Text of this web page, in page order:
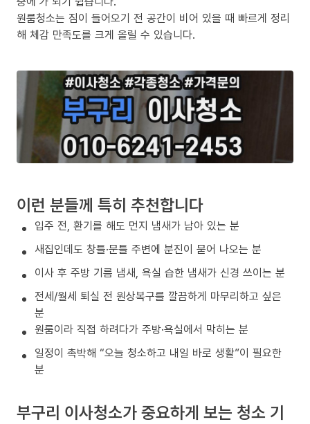
원룸청소는 짐이 들어오기 전 공간이 비어 있을 때 빠르게 정리
해 체감 만족도를 크게 올릴 수 있습니다.
이런 분들께 특히 추천합니다
입주 전, 환기를 해도 먼지 냄새가 남아 있는 분
새집인데도 창틀·문틀 주변에 분진이 묻어 나오는 분
이사 후 주방 기름 냄새, 욕실 습한 냄새가 신경 쓰이는 분
전세/월세 퇴실 전 원상복구를 깔끔하게 마무리하고 싶은
분
원룸이라 직접 하려다가 주방·욕실에서 막히는 분
일정이 촉박해 “오늘 청소하고 내일 바로 생활”이 필요한
분
부구리 이사청소가 중요하게 보는 청소 기